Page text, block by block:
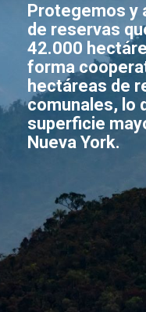
Protegemos y
de reservas
42.000
forma
hectáreas de
comunales, lo
superficie
Nueva York.